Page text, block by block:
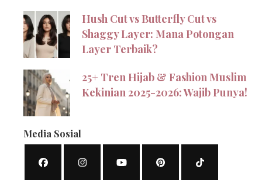
Hush Cut vs Butterfly Cut vs
Shaggy Layer: Mana Potongan
Layer Terbaik?
25+ Tren Hijab & Fashion Muslim
Kekinian 2025-2026: Wajib Punya!
Media Sosial